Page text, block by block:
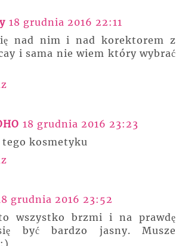
18 grudnia 2016 22:11
nad nim i nad korektorem z
i sama nie wiem który wybrać
18 grudnia 2016 23:23
tego kosmetyku
grudnia 2016 23:52
wszystko brzmi i na prawdę
być bardzo jasny. Musze